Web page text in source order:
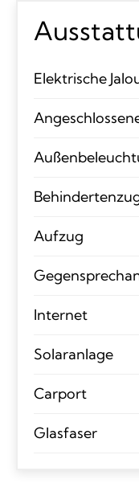
Elektrische
Aufzug
Internet
Solaranlage
Carport
Glasfaser